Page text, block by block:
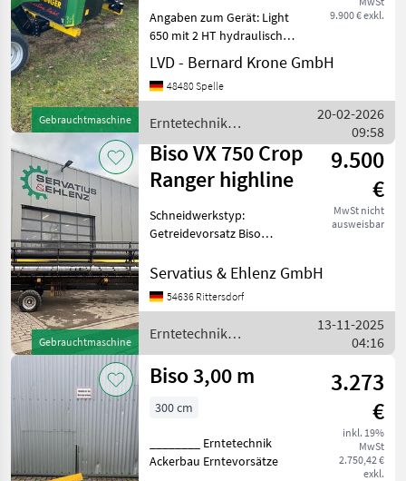
Gebrauchtmaschine
650
9.900 € exkl.
Angaben zum Gerät: Light
650 mit 2 HT hydraulische
Winkelverstellung
Anstellwinkel Haspelzinken
el. verstellbar Rapstrenner
Spritzschutz Wickelsch
LVD - Bernard Krone GmbH
48480 Spelle
Erntetechnik
Ackerbau / Biso
20-02-2026
09:58
Gebrauchtmaschine
Biso VX 750 Crop
Ranger highline
9.500
€
MwSt nicht
ausweisbar
Schneidwerkstyp:
Getreidevorsatz Biso
Arbeitsbreite inkl.
der Maschine bezieht sich
Zustand und
Servatius & Ehlenz GmbH
54636 Rittersdorf
Erntetechnik
Ackerbau / Biso
13-11-2025
04:16
Biso 3,00 m
3.273
€
inkl. 19%
MwSt
2.750,42 €
exkl.
300 cm
________ Erntetechnik
Ackerbau Erntevorsätze